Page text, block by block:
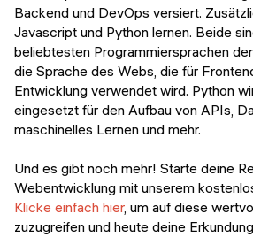
Backend und DevOps versiert.
Javascript und Python lernen. Beide
beliebtesten Programmiersprachen
die Sprache des Webs, die für
Entwicklung verwendet wird. Python
eingesetzt für den Aufbau von APIs,
maschinelles Lernen und mehr.
Und es gibt noch mehr! Starte deine
Webentwicklung mit unserem
Klicke einfach hier, um auf diese
zuzugreifen und heute deine